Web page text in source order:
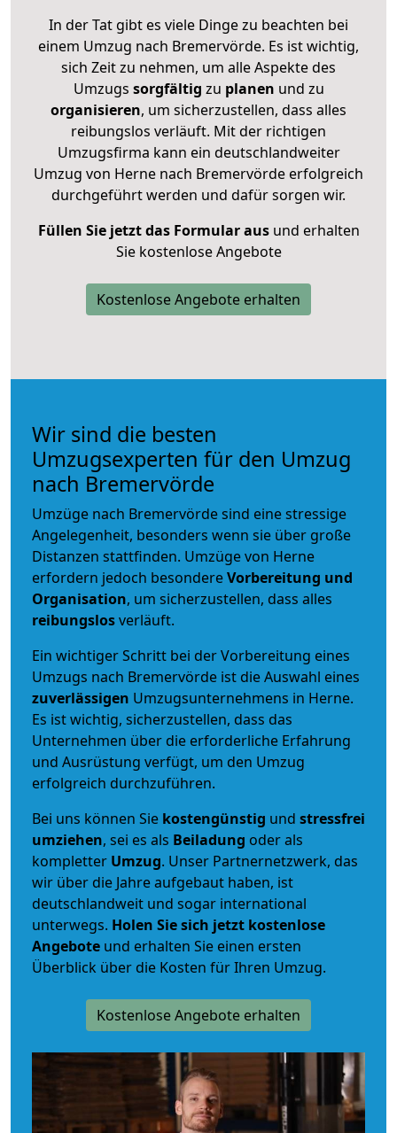
In der Tat gibt es viele Dinge zu beachten bei
einem Umzug nach Bremervörde. Es ist wichtig,
sich Zeit zu nehmen, um alle Aspekte des
Umzugs sorgfältig zu planen und zu
organisieren, um sicherzustellen, dass alles
reibungslos verläuft. Mit der richtigen
Umzugsfirma kann ein deutschlandweiter
Umzug von Herne nach Bremervörde erfolgreich
durchgeführt werden und dafür sorgen wir.
Füllen Sie jetzt das Formular ausund erhalten
Sie kostenlose Angebote
Kostenlose Angebote erhalten
Wir sind die besten
Umzugsexperten für den Umzug
nach Bremervörde
Umzüge nach Bremervörde sind eine stressige
Angelegenheit, besonders wenn sie über große
Distanzen stattfinden. Umzüge von Herne
erfordern jedoch besondereVorbereitung und
Organisation, um sicherzustellen, dass alles
reibungslosverläuft.
Ein wichtiger Schritt bei der Vorbereitung eines
Umzugs nach Bremervörde ist die Auswahl eines
zuverlässigen Umzugsunternehmens in Herne.
Es ist wichtig, sicherzustellen, dass das
Unternehmen über die erforderliche Erfahrung
und Ausrüstung verfügt, um den Umzug
erfolgreich durchzuführen.
Bei uns können Sie kostengünstig und stressfrei
umziehen, sei es als Beiladung oder als
kompletter Umzug. Unser Partnernetzwerk, das
wir über die Jahre aufgebaut haben, ist
deutschlandweit und sogar international
unterwegs. Holen Sie sich jetzt kostenlose
Angebote und erhalten Sie einen ersten
Überblick über die Kosten für Ihren Umzug.
Kostenlose Angebote erhalten